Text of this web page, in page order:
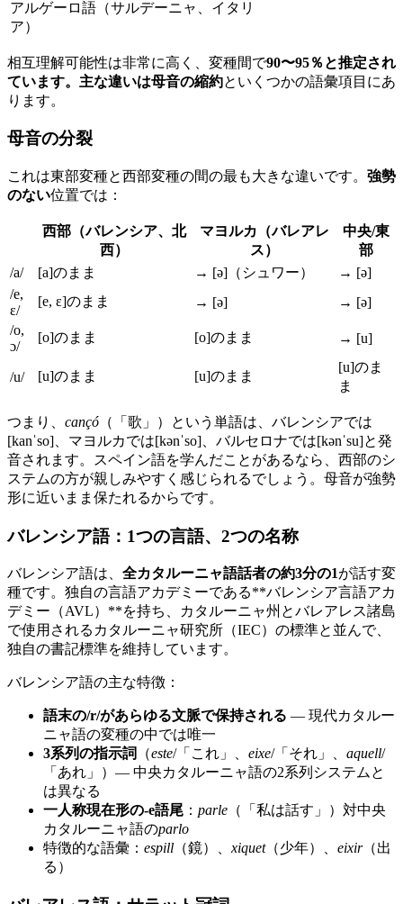
アルゲーロ語（サルデーニャ、イタリ
ア）
相互理解可能性は非常に高く、変種間で90〜95％ と推定され
ています。主な違いは母音の縮約といくつかの語彙項目にあ
ります。
母音の分裂
これは東部変種と西部変種の間の最も大きな違いです。 強勢
のない位置では：
西部（バレンシア、北
西）
マヨルカ（バレアレ
ス）
中央/東
部
/a/
[a]のまま → [ə]（シュワー）
→ [ə]
/e,
ɛ/
[e, ɛ]のまま → [ə]
→ [ə]
/o,
ɔ/
[o]のまま [o]のまま → [u]
/u/ [u]のまま [u]のまま
[u]のま
ま
つまり、 cançó （「歌」）という単語は、バレンシアでは
[kanˈso]、マヨルカでは[kənˈso]、バルセロナでは[kənˈsu]と発
音されます。スペイン語を学んだことがあるなら、西部のシ
ステムの方が親しみやすく感じられるでしょう。母音が強勢
形に近いまま保たれるからです。
バレンシア語：1つの言語、2つの名称
バレンシア語は、 全カタルーニャ語話者の約3分の1が話す変
種です。独自の言語アカデミーである**バレンシア言語アカ
デミー（AVL）**を持ち、カタルーニャ州とバレアレス諸島
で使用されるカタルーニャ研究所（IEC）の標準と並んで、
独自の書記標準を維持しています。
バレンシア語の主な特徴：
語末の/r/があらゆる文脈で保持される — 現代カタルー
ニャ語の変種の中では唯一
3系列の指示詞
（este/「これ」、 eixe/「それ」、 aquell/
「あれ」）— 中央カタルーニャ語の2系列システムと
は異なる
一人称現在形の-e語尾 ： parle （「私は話す」）対中央
カタルーニャ語のparlo
特徴的な語彙： espill （鏡）、 xiquet（少年）、 eixir（出
る）